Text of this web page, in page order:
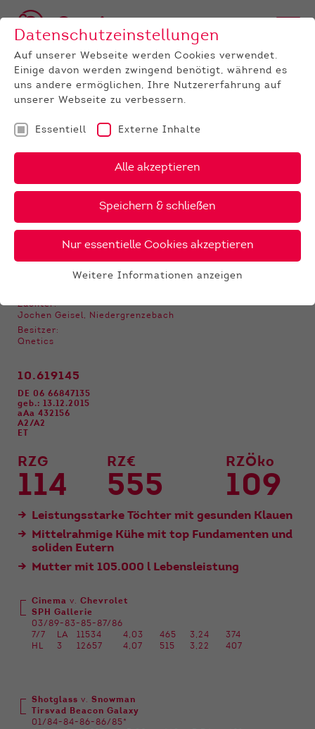
BULLEN Cyrano
CYRANO
Züchter:
Jochen Geisel, Niedergrenzebach
Besitzer:
Qnetics
10.619145
DE 06 66847135
geb.: 13.12.2015
aAa 432156
A2/A2
ET
RZG
114
RZ€
555
RZÖko
109
Leistungsstarke Töchter mit gesunden Klauen
Mittelrahmige Kühe mit top Fundamenten und
soliden Eutern
Mutter mit 105.000 l Lebensleistung
Cinema v. Chevrolet
SPH Gallerie
03/89-83-85-87/86
7/7
LA 11534 4,03 465 3,24
374
HL
3 12657 4,07 515 3,22 407
Shotglass v. Snowman
Tirsvad Beacon Galaxy
01/84-84-86-86/85*
Datenschutzeinstellungen
Auf unserer Webseite werden Cookies verwendet.
Einige davon werden zwingend benötigt, während es
uns andere ermöglichen, Ihre Nutzererfahrung auf
unserer Webseite zu verbessern.
Essentiell Externe Inhalte
Alle akzeptieren
Speichern & schließen
Nur essentielle Cookies akzeptieren
Funktionen der Webseite benötigt. Dadurch ist
gewährleistet, dass die Webseite einwandfrei
funktioniert.
Name
Anbieter
Zweck Cookie Einstellungen speichern
Cookie-Informationen anzeigen
Externe Inhalte
Wir verwenden auf unserer Website externe
anzubieten.
Weitere Informationen anzeigen